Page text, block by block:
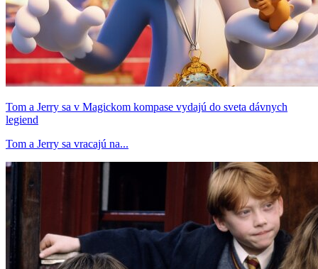
Tom a Jerry sa v Magickom kompase vydajú do sveta dávnych
legiend
Tom a Jerry sa vracajú na...